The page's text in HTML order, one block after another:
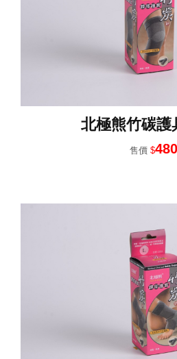
北極熊竹碳護
售價 $480